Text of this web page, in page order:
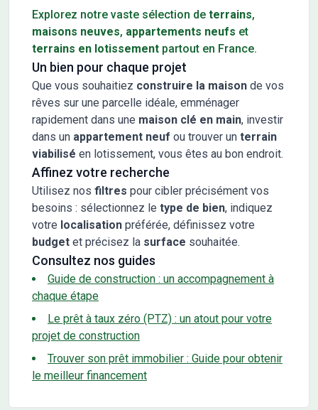
Explorez notre vaste sélection de terrains,
maisons neuves, appartements neufs et
terrains en lotissement partout en France.
Un bien pour chaque projet
Que vous souhaitiez construire la maison de vos
rêves sur une parcelle idéale, emménager
rapidement dans une maison clé en main, investir
dans un appartement neuf ou trouver un terrain
viabilisé en lotissement, vous êtes au bon endroit.
Affinez votre recherche
Utilisez nos filtres pour cibler précisément vos
besoins : sélectionnez le type de bien, indiquez
votre localisation préférée, définissez votre
budget et précisez la surface souhaitée.
Consultez nos guides
Guide de construction : un accompagnement à
chaque étape
Le prêt à taux zéro (PTZ) : un atout pour votre
projet de construction
Trouver son prêt immobilier : Guide pour obtenir
le meilleur financement